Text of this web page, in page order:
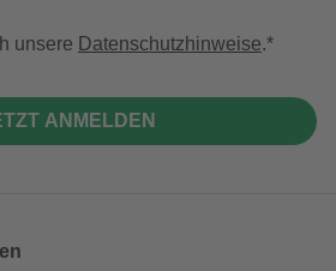
unsere Datenschutzhinweise.
ANMELDEN